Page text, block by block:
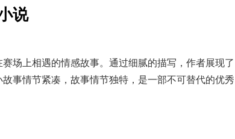
说
场上相遇的情感故事。通过细腻的描写，作者展现了
事情节紧凑，故事情节独特，是一部不可替代的优秀